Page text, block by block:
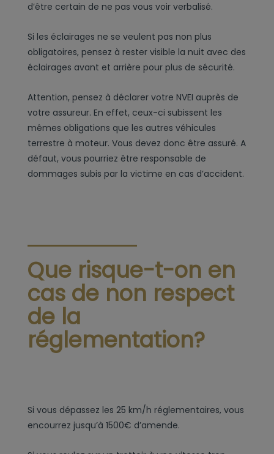
d’être certain de ne pas vous voir verbalisé.
Si les éclairages ne se veulent pas non plus
obligatoires, pensez à rester visible la nuit avec des
éclairages avant et arrière pour plus de sécurité.
Attention, pensez à déclarer votre NVEI auprès de
votre assureur. En effet, ceux-ci subissent les
mêmes obligations que les autres véhicules
terrestre à moteur. Vous devez donc être assuré. A
défaut, vous pourriez être responsable de
dommages subis par la victime en cas d’accident.
Que risque-t-on en
cas de non respect
de la
réglementation?
Si vous dépassez les 25 km/h réglementaires, vous
encourrez jusqu’à 1500€ d’amende.